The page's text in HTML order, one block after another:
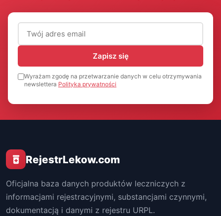
Adres email (wymagany)
Zapisz się
Wyrażam zgodę na przetwarzanie danych w celu otrzymywania
newslettera Polityka prywatności
RejestrLekow.com
Oficjalna baza danych produktów leczniczych z
informacjami rejestracyjnymi, substancjami czynnymi,
dokumentacją i danymi z rejestru URPL.